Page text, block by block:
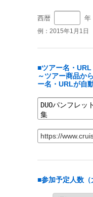
西暦 年
例：2015年1月1日
■ツアー名・URL
～ツアー商品か
ー名・URLが自
■参加予定人数（